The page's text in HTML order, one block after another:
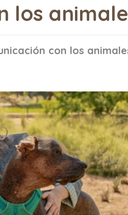
los
con los